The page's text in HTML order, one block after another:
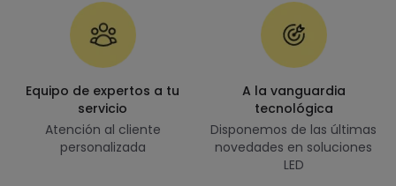
Equipo de expertos a tu
servicio
Atención al cliente
personalizada
A la vanguardia
tecnológica
Disponemos de las últimas
novedades en soluciones
LED